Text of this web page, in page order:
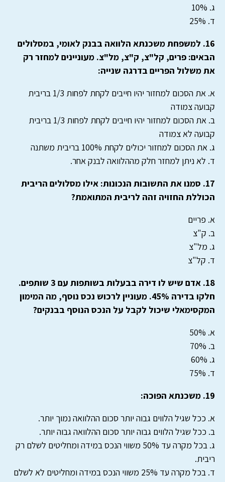
ג. 10%
ד. 25%
16. למשפחת משכנתא הלוואה בבנק לאומי, במסלולים
הבאים: פרים, קל"צ, ק"צ, מל"צ. מעוניינים למחזר רק
את משלול הפריים בדרגה שנייה:
א. את הסכום למחזור יהיו חייבים לקחת לפחות 1/3 בריבית
קבועה צמודה
ב. את הסכום למחזור יהיו חייבים לקחת לפחות 1/3 בריבית
קבועה לא צמודה
ג. את הסכום למחזור יכולים לקחת 100% בריבית משתנה
ד. לא ניתן למחזר חלק מההלוואה לבנק אחר.
17. סמנו את התשובות הנכונות: אילו מסלולים הריבית
הכוללת החזויה זהה לריבית המתואמת?
א. פריים
ב. ק"צ
ג. מל"צ
ד. קל"צ
18. אדם שיש לו דירה בבעלות בשותפות עם 3 שותפים.
חלקו בדירה 45%. מעוניין לרכוש נכס נוסף, מה המימון
המקסימאלי שיכול לקבל על הנכס הנוסף בבנקים?
א. 50%
ב. 70%
ג. 60%
ד. 75%
19. משכנתא הפוכה:
א. ככל שגיל הלווים גבוה יותר סכום ההלוואה נמוך יותר.
ב. ככל שגיל הלווים גבוה יותר סכום ההלוואה גבוה יותר.
ג. בכל מקרה עד 50% משווי הנכס במידה ומחליטים לשלם רק
ריבית.
ד. בכל מקרה עד 25% משווי הנכס במידה ומחליטים לא לשלם